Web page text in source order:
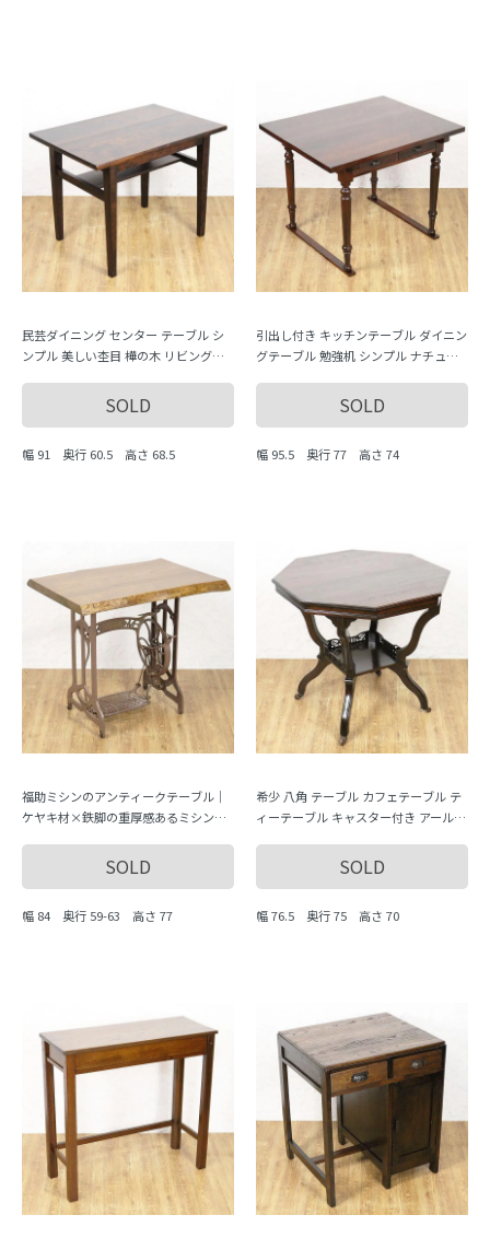
民芸ダイニング センター テーブル シ
ンプル 美しい杢目 樺の木 リビングル
SOLD
幅 91 奥行 60.5 高さ 68.5
引出し付き キッチンテーブル ダイニン
グテーブル 勉強机 シンプル ナチュラ
SOLD
幅 95.5 奥行 77 高さ 74
福助ミシンのアンティークテーブル｜
ケヤキ材×鉄脚の重厚感あるミシン台
SOLD
幅 84 奥行 59-63 高さ 77
希少 八角 テーブル カフェテーブル テ
ィーテーブル キャスター付き アール・
SOLD
幅 76.5 奥行 75 高さ 70